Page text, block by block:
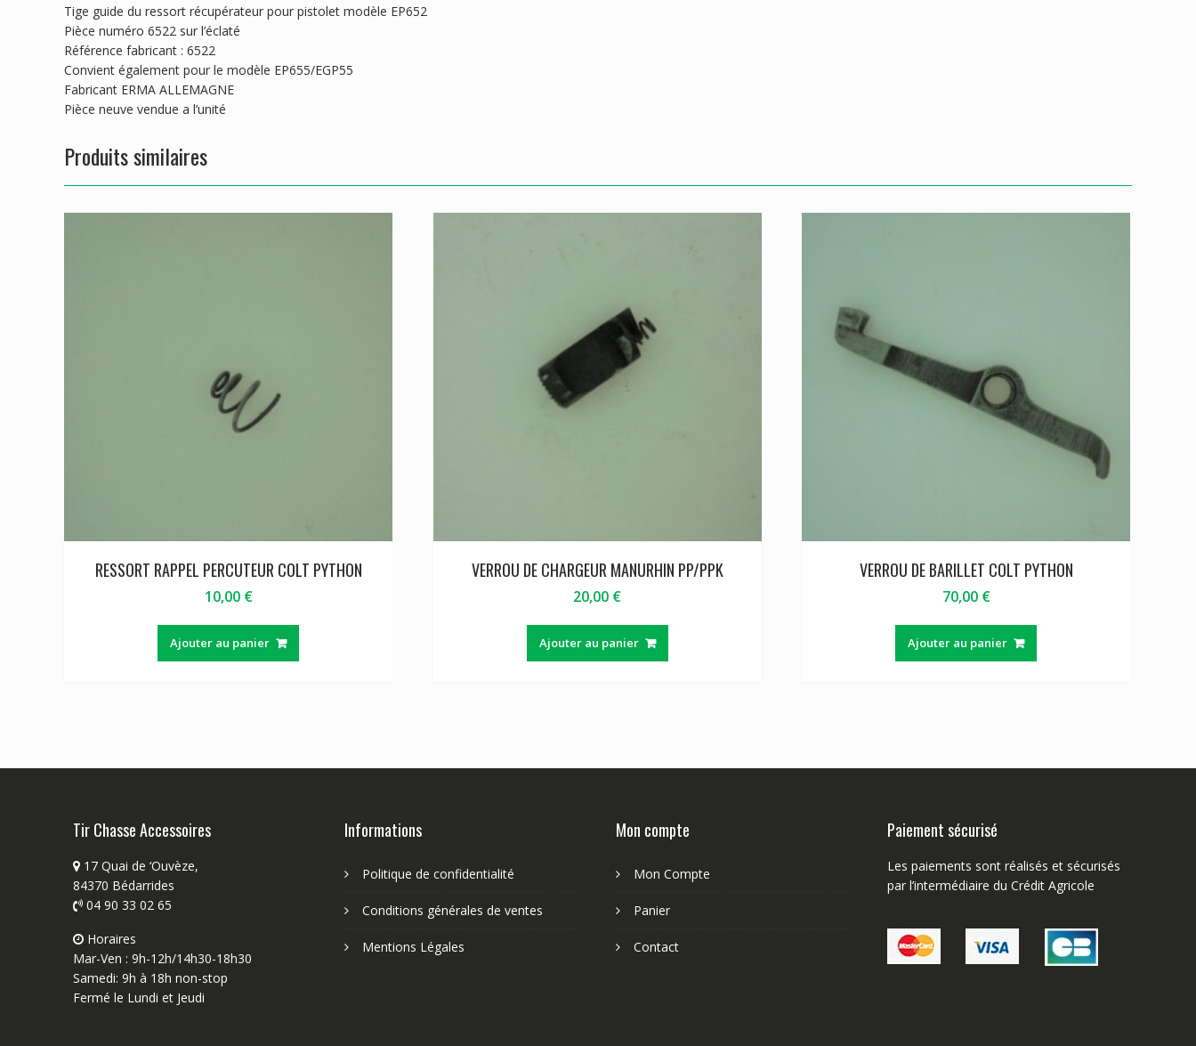
Tige guide du ressort récupérateur pour pistolet modèle EP652
Pièce numéro 6522 sur l’éclaté
Référence fabricant : 6522
Convient également pour le modèle EP655/EGP55
Fabricant ERMA ALLEMAGNE
Pièce neuve vendue a l’unité
Produits similaires
RESSORT RAPPEL PERCUTEUR COLT PYTHON
10,00 €
Ajouter au panier
VERROU DE CHARGEUR MANURHIN PP/PPK
20,00 €
Ajouter au panier
VERROU DE BARILLET COLT PYTHON
70,00 €
Ajouter au panier
Tir Chasse Accessoires
17 Quai de ‘Ouvèze,
84370 Bédarrides
04 90 33 02 65
Horaires
Mar-Ven : 9h-12h/14h30-18h30
Samedi: 9h à 18h non-stop
Fermé le Lundi et Jeudi
Informations
Politique de confidentialité
Conditions générales de ventes
Mentions Légales
Mon compte
Mon Compte
Panier
Contact
Paiement sécurisé
Les paiements sont réalisés et sécurisés
par l’intermédiaire du Crédit Agricole